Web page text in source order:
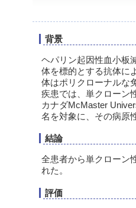
背景
ヘパリン起因性血小板
体を標的とする抗体に
体はポリクローナルな
疾患では、単クローン
カナダMcMaster
名を対象に、その病原
結論
全患者から単クローン
れた。
評価